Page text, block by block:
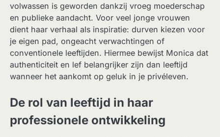
volwassen is geworden dankzij vroeg moederschap
en publieke aandacht. Voor veel jonge vrouwen
dient haar verhaal als inspiratie: durven kiezen voor
je eigen pad, ongeacht verwachtingen of
conventionele leeftijden. Hiermee bewijst Monica dat
authenticiteit en lef belangrijker zijn dan leeftijd
wanneer het aankomt op geluk in je privéleven.
De rol van leeftijd in haar
professionele ontwikkeling